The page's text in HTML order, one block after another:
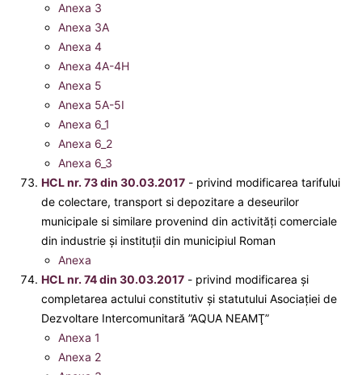
Anexa 3
Anexa 3A
Anexa 4
Anexa 4A-4H
Anexa 5
Anexa 5A-5I
Anexa 6_1
Anexa 6_2
Anexa 6_3
HCL nr. 73 din 30.03.2017 - privind modificarea tarifului
de colectare, transport si depozitare a deseurilor
municipale si similare provenind din activități comerciale
din industrie și instituții din municipiul Roman
Anexa
HCL nr. 74 din 30.03.2017 - privind modificarea şi
completarea actului constitutiv şi statutului Asociaţiei de
Dezvoltare Intercomunitară ”AQUA NEAMŢ”
Anexa 1
Anexa 2